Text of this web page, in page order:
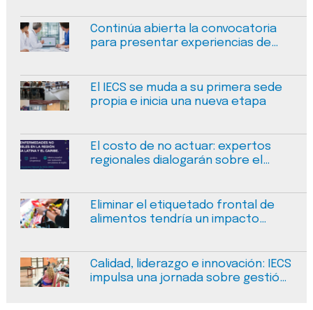
Continúa abierta la convocatoria
para presentar experiencias de
El IECS se muda a su primera sede
propia e inicia una nueva etapa
El costo de no actuar: expertos
regionales dialogarán sobre el
Eliminar el etiquetado frontal de
alimentos tendría un impacto
Calidad, liderazgo e innovación: IECS
impulsa una jornada sobre gestión